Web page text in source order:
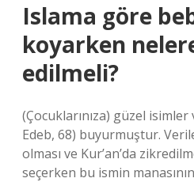
Islama göre
koyarken
edilmeli?
(Çocuklarınıza) güzel isimler
Edeb, 68) buyurmuştur.
olması ve Kur’an’da
seçerken bu ismin